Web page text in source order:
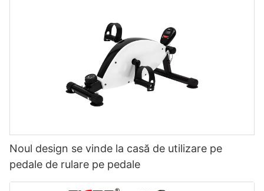
Noul design se vinde la casă de utilizare pe
pedale de rulare pe pedale